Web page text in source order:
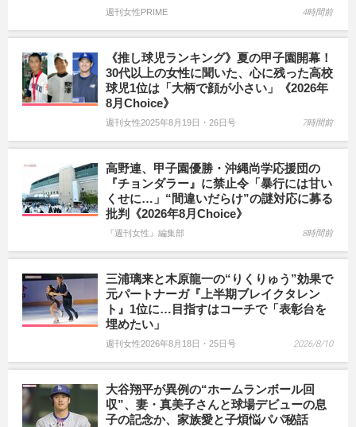
週刊女性PRIME 4時間前
《推し球児ランキング》夏の甲子園開幕！
30代以上の女性に聞いた、心に残った高校
球児1位は「大柄で顔が小さい」《2026年
8月Choice》
週刊女性2025年8月19日・26日号 7時間前
高野連、甲子園優勝・沖縄尚学応援団の
『チョンダラー』に禁止令「暴行には甘い
くせに…」“間違いだらけ”の謎対応に募る
批判《2026年8月Choice》
『週刊女性』編集部 8時間前
三浦璃来と木原龍一の“りくりゅう”効果で
元パートナーガ『上半期ブレイクタレン
ト』1位に…目指すはコーチで「表彰台を
埋めたい」
週刊女性2026年8月18日・25日号 2026/8/10
大谷翔平が異例の“ホームランボール回
収”、妻・真美子さんと球場デビューの息
子の記念か、家族愛と子煩悩パパ秘話